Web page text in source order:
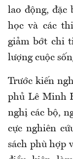
lao động, đặc
học và các
giảm bớt chi
lượng cuộc
Trước kiến
phủ Lê Minh
nghị các bộ,
cực nghiên
sách phù hợp